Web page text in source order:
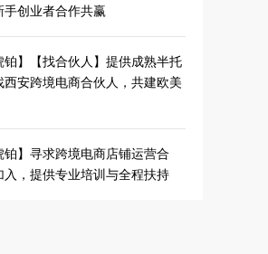
手创业者合作共赢
铂】【找合伙人】提供成熟半托
西安跨境电商合伙人，共建欧美
铂】寻求跨境电商店铺运营合
入，提供专业培训与全程扶持